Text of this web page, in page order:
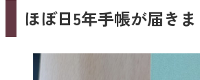
ほぼ日5年手帳が届き